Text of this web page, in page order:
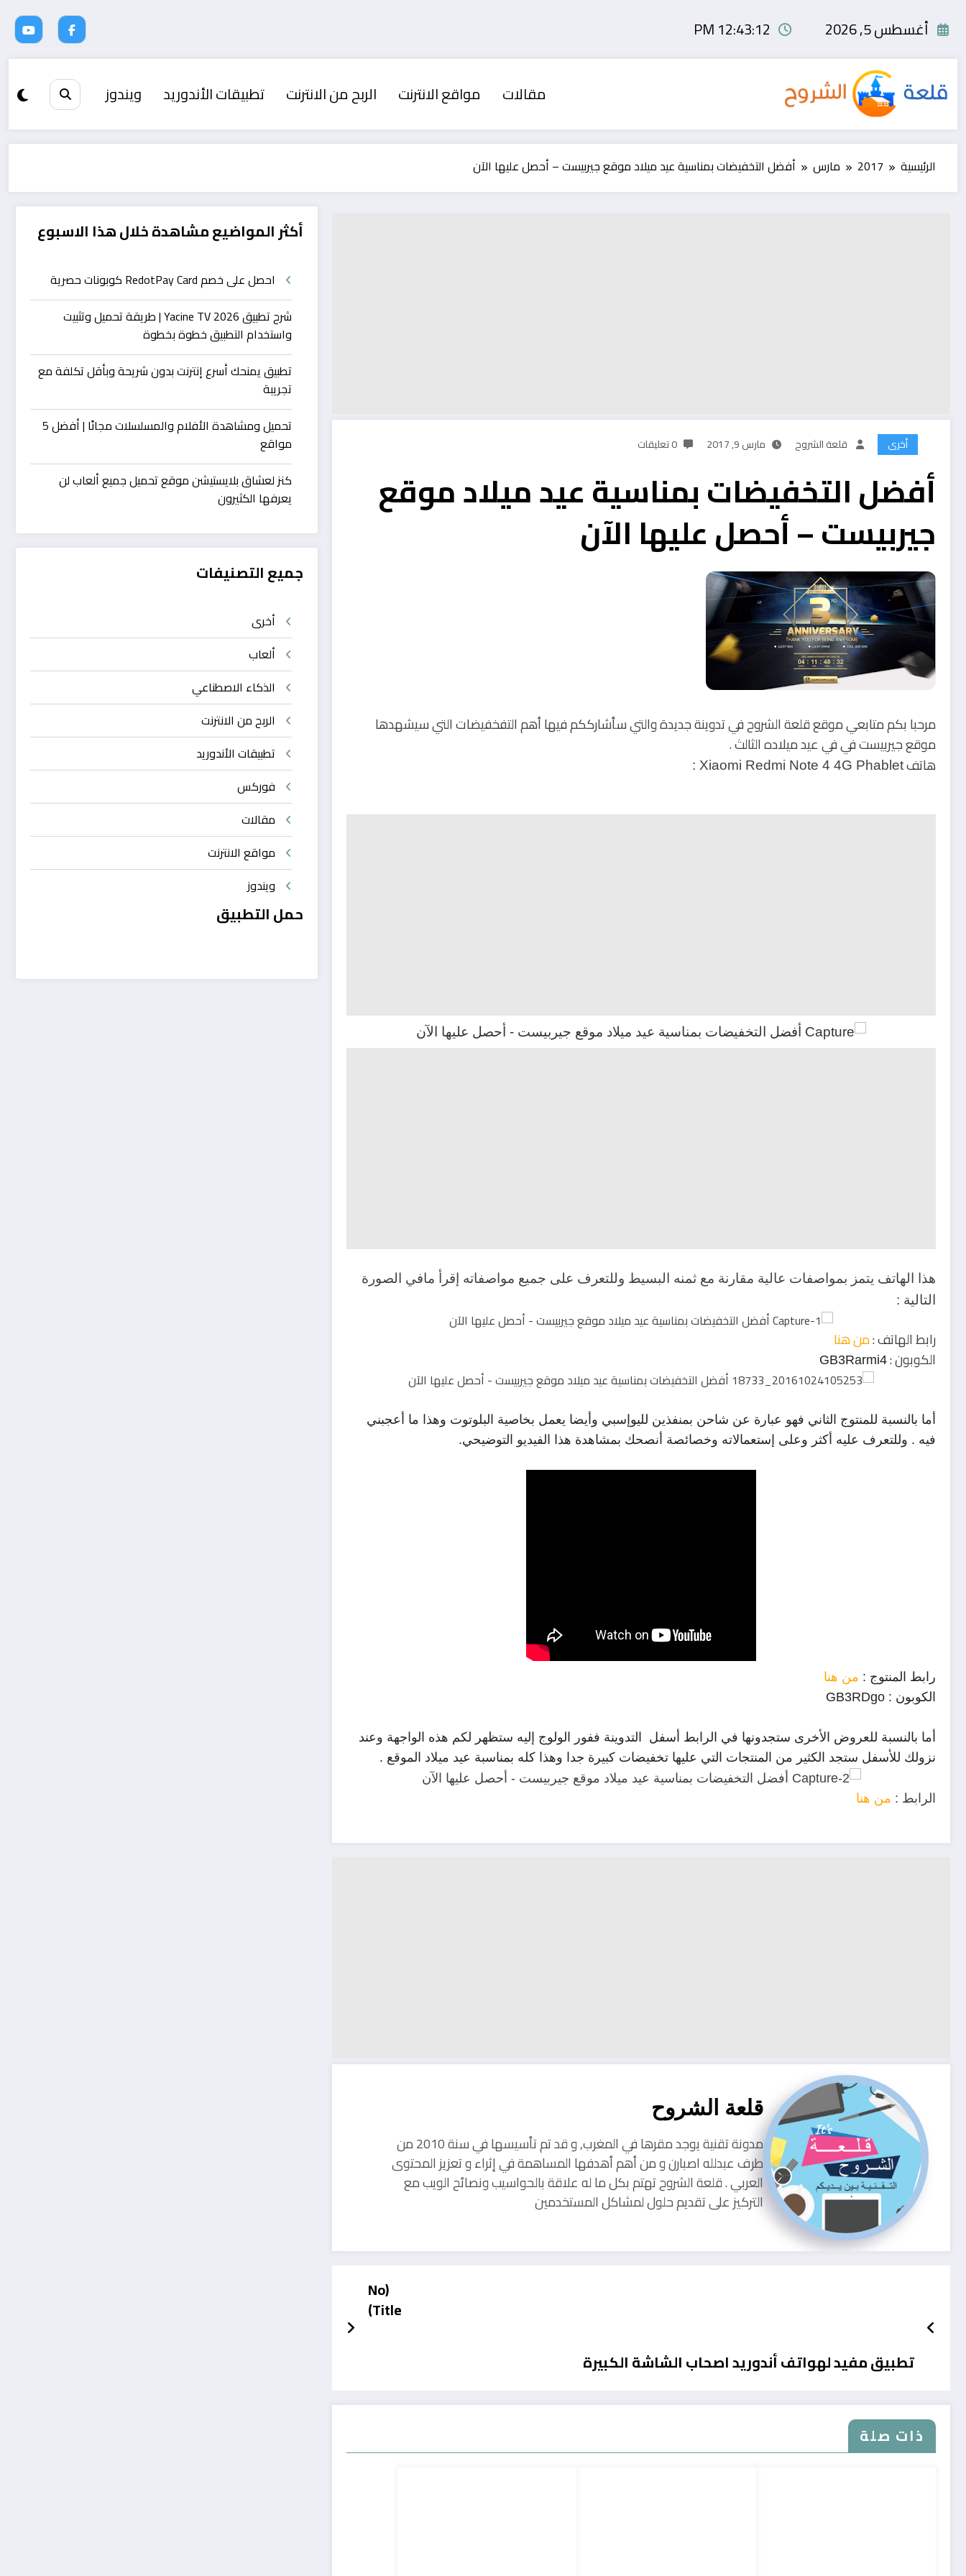
أغسطس 5, 2026 12:43:13 PM
مقالات مواقع الانترنت الربح من الانترنت تطبيقات الأندوريد ويندوز
الرئيسية 2017 مارس أفضل التخفيضات بمناسية عيد ميلاد موقع جيربيست – أحصل عليها الآن
أخرى قلعة الشروح مارس 9, 2017 0 تعليقات
أفضل التخفيضات بمناسية عيد ميلاد موقع
جيربيست – أحصل عليها الآن
مرحبا بكم متابعي موقع قلعة الشروح في تدوينة جديدة والتي سأشارككم فيها أهم التفخفيضات التي سيشهدها
موقع جيربيست في في عيد ميلاده الثالث .
هاتفXiaomi Redmi Note 4 4G Phablet :
هذا الهاتف يتمز بمواصفات عالية مقارنة مع ثمنه البسيط وللتعرف على جميع مواصفاته إقرأ مافي الصورة
التالية :
رابط الهاتف :من هنا
الكوبون : GB3Rarmi4
فيه . وللتعرف عليه أكثر وعلى إستعمالاته وخصائصة أنصحك بمشاهدة هذا الفيديو التوضيحي.
رابط المنتوج : من هنا
الكوبون : GB3RDgo
نزولك للأسفل ستجد الكثير من المنتجات التي عليها تخفيضات كبيرة جدا وهذا كله بمناسبة عيد ميلاد الموقع .
الرابط : من هنا
قلعة الشروح
مدونة تقنية يوجد مقرها في المغرب, و قد تم تأسيسها في سنة 2010 من
طرف عبدلله اصبارن و من أهم أهدفها المساهمة في إثراء و تعزيز المحتوى
العربي . قلعة الشروح تهتم بكل ما له علاقة بالحواسيب ونصائح الويب مع
التركيز على تقديم حلول لمشاكل المستخدمين
(No
Title)
تطبيق مفيد لهواتف أندوريد اصحاب الشاشة الكبيرة
ذات صلة
أكثر المواضيع مشاهدة خلال هذا الاسبوع
احصل على خصم RedotPay Card كوبونات حصرية
شرح تطبيق Yacine TV 2026 | طريقة تحميل وتثبيت
واستخدام التطبيق خطوة بخطوة
تطبيق يمنحك أسرع إنترنت بدون شريحة وبأقل تكلفة مع
تجريبة
تحميل ومشاهدة الأفلام والمسلسلات مجانًا | أفضل 5
مواقع
كنز لعشاق بلايستيشن موقع تحميل جميع ألعاب لن
يعرفها الكثيرون
جميع التصنيفات
أخرى
ألعاب
الذكاء الاصطناعي
الربح من الانترنت
تطبيقات الأندوريد
فوركس
مقالات
مواقع الانترنت
ويندوز
حمل التطبيق